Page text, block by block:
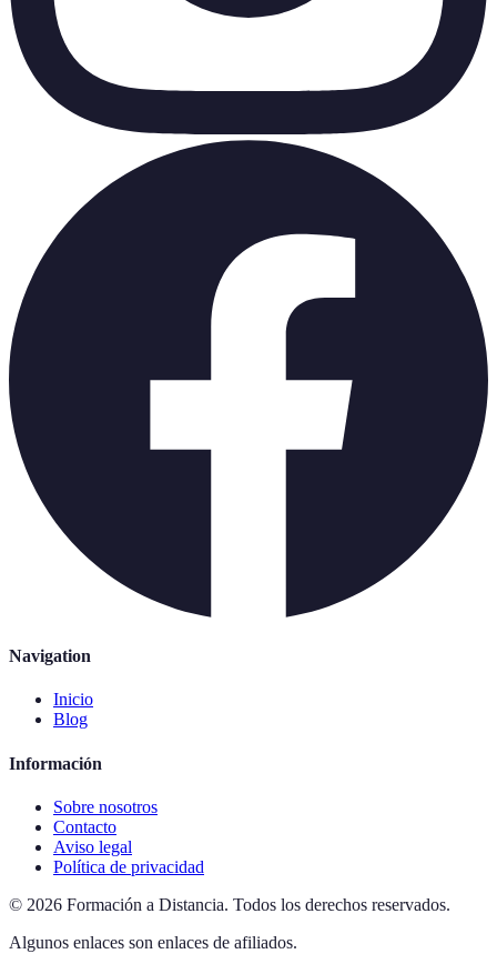
Navigation
Inicio
Blog
Información
Sobre nosotros
Contacto
Aviso legal
Política de privacidad
© 2026 Formación a Distancia. Todos los derechos reservados.
Algunos enlaces son enlaces de afiliados.